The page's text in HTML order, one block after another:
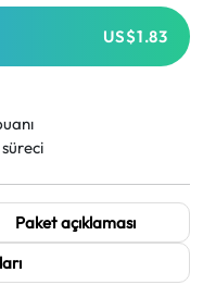
US$1.83
Paket açıklaması